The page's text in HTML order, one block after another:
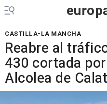
CASTILLA-LA MANCHA
Reabre al
430 cortada
Alcolea de